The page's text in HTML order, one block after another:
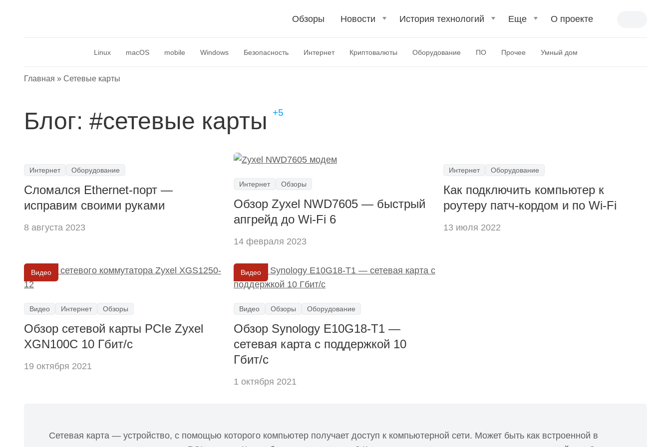
Обзоры Новости История технологий Еще О проекте
Linux macOS mobile Windows Безопасность Интернет Криптовалюты Оборудование ПО Прочее Умный дом
Главная » Сетевые карты
Блог: #сетевые карты
Интернет Оборудование
Сломался Ethernet-порт —
исправим своими руками
8 августа 2023
Интернет Обзоры
Обзор Zyxel NWD7605 — быстрый
апгрейд до Wi-Fi 6
14 февраля 2023
Интернет Оборудование
Как подключить компьютер к
роутеру патч-кордом и по Wi-Fi
13 июля 2022
Видео
Видео Интернет Обзоры
Обзор сетевой карты PCIe Zyxel
XGN100C 10 Гбит/c
19 октября 2021
Видео
Видео Обзоры Оборудование
Обзор Synology E10G18-T1 —
сетевая карта с поддержкой 10
Гбит/с
1 октября 2021
Сетевая карта — устройство, с помощью которого компьютер получает доступ к компьютерной сети. Может быть как встроенной в